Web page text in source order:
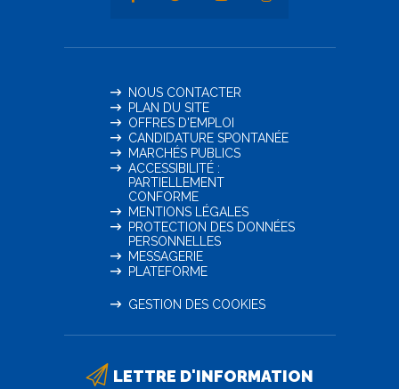
NOUS CONTACTER
PLAN DU SITE
OFFRES D'EMPLOI
CANDIDATURE SPONTANÉE
MARCHÉS PUBLICS
ACCESSIBILITÉ :
PARTIELLEMENT
CONFORME
MENTIONS LÉGALES
PROTECTION DES DONNÉES
PERSONNELLES
MESSAGERIE
PLATEFORME
GESTION DES COOKIES
LETTRE D'INFORMATION